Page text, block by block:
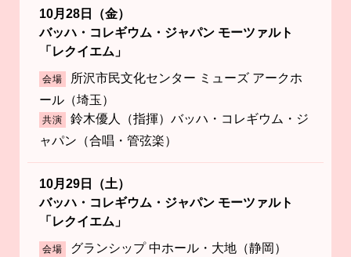
10月28日（金）
バッハ・コレギウム・ジャパン モーツァルト
「レクイエム」
会場
所沢市民文化センター ミューズ アークホ
ール（埼玉）
共演
鈴木優人（指揮）バッハ・コレギウム・ジ
ャパン（合唱・管弦楽）
10月29日（土）
バッハ・コレギウム・ジャパン モーツァルト
「レクイエム」
会場 グランシップ 中ホール・大地（静岡）